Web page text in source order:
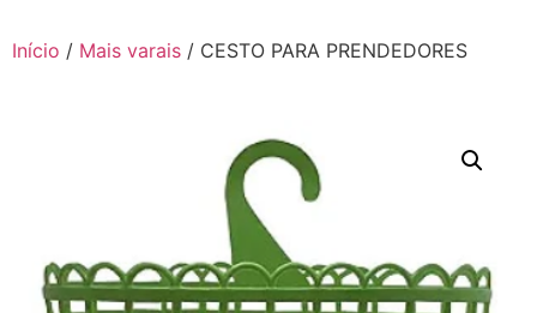
Início / Mais varais / CESTO PARA PRENDEDORES